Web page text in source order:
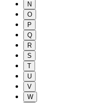
N
O
P
Q
R
S
T
U
V
W